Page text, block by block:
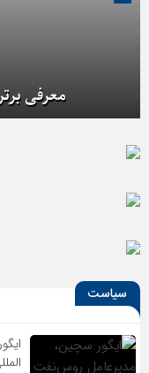
معرفی
سیاست